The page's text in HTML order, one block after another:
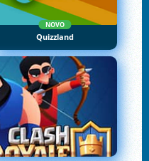
NOVO
Quizzland